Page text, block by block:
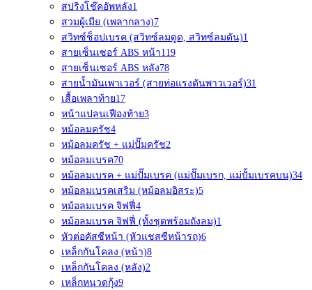
สปริงโช๊คอัพหลัง1
สวมผู้เมีย (เพลากลาง)7
สวิทซ์ช็อปเบรค (สวิทซ์ลมดูด, สวิทซ์ลมดัน)1
สายเซ็นเซอร์ ABS หน้า119
สายเซ็นเซอร์ ABS หลัง78
สายน้ำมันเพาเวอร์ (สายท่อแรงดันพาวเวอร์)31
เสื้อเพลาท้าย17
หน้าแปลนเฟืองท้าย3
หม้อลมครัช4
หม้อลมครัช + แม่ปั๊มครัช2
หม้อลมเบรค70
หม้อลมเบรค + แม่ปั๊มเบรค (แม่ปั๊มเบรก, แม่ปั้มเบรคบน)34
หม้อลมเบรคเสริม (หม้อลมอิสระ)5
หม้อลมเบรค จิฟฟี่4
หม้อลมเบรค จิฟฟี่ (ทั้งชุดพร้อมถังลม)1
หัวต่อคัสซีหน้า (หัวแชสซีหน้ารถ)6
เหล็กกันโคลง (หน้า)8
เหล็กกันโคลง (หลัง)2
เหล็กหนวดกุ้ง9